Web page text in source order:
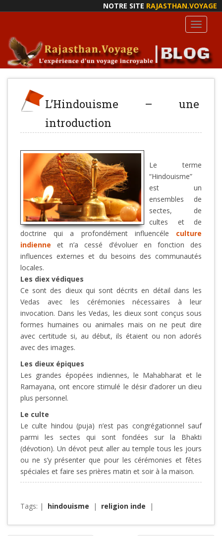
NOTRE SITE RAJASTHAN.VOYAGE
Toggle
L’Hindouisme – une
introduction
Le terme
“Hindouisme”
est un
ensembles de
sectes, de
cultes et de
doctrine qui a profondément influencéle culture
indienne et n’a cessé d’évoluer en fonction des
influences externes et du besoins des communautés
locales.
Les diex védiques
Ce sont des dieux qui sont décrits en détail dans les
Vedas avec les cérémonies nécessaires à leur
invocation. Dans les Vedas, les dieux sont conçus sous
formes humaines ou animales mais on ne peut dire
avec certitude si, au début, ils étaient ou non adorés
avec des images.
Les dieux épiques
Les grandes épopées indiennes, le Mahabharat et le
Ramayana, ont encore stimulé le désir d’adorer un dieu
plus personnel.
Le culte
Le culte hindou (puja) n’est pas congrégationnel sauf
parmi les sectes qui sont fondées sur la Bhakti
(dévotion). Un dévot peut aller au temple tous les jours
ou ne s’y présenter que pour les cérémonies et fêtes
spéciales et faire ses prières matin et soir à la maison.
Tags: | hindouisme | religion inde |